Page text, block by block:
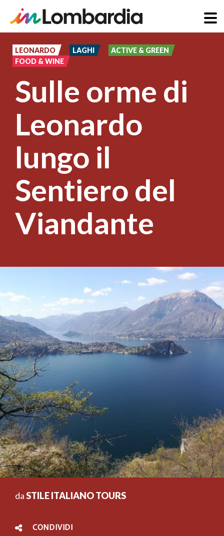
contenuto
principale
LEONARDO LAGHI
ACTIVE & GREEN
FOOD & WINE
Sulle orme di
Leonardo
lungo il
Sentiero del
Viandante
daSTILE ITALIANO TOURS
CONDIVIDI